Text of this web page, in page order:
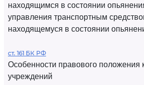
находящимся в состоянии
управления транспортным
находящемуся в состоянии
ст. 161 БК РФ
Особенности правового положения
учреждений